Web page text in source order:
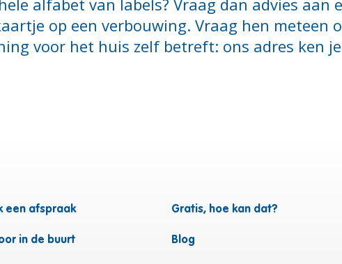
op een verbouwing. Vraag hen meteen
voor het huis zelf betreft: ons adres ken
een afspraak
in de buurt
Gratis, hoe kan dat?
Blog